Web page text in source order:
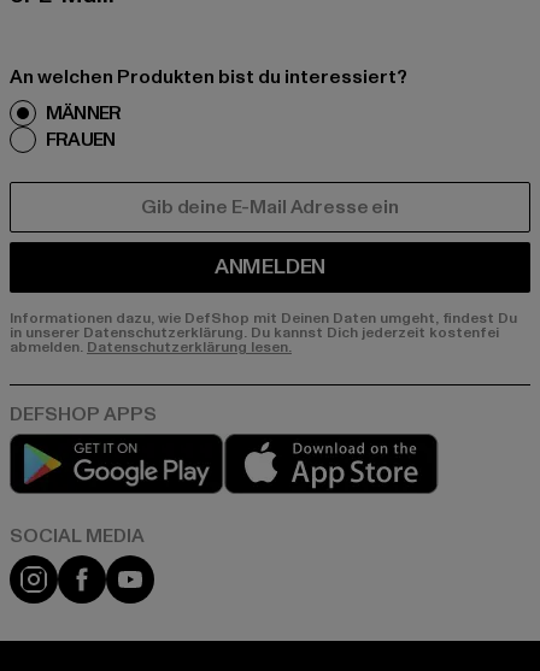
An welchen Produkten bist du interessiert?
MÄNNER
FRAUEN
ANMELDEN
Informationen dazu, wie DefShop mit Deinen Daten umgeht, findest Du
in unserer Datenschutzerklärung. Du kannst Dich jederzeit kostenfei
abmelden. Datenschutzerklärung lesen.
Play market
Instagram
FacebookYouTube